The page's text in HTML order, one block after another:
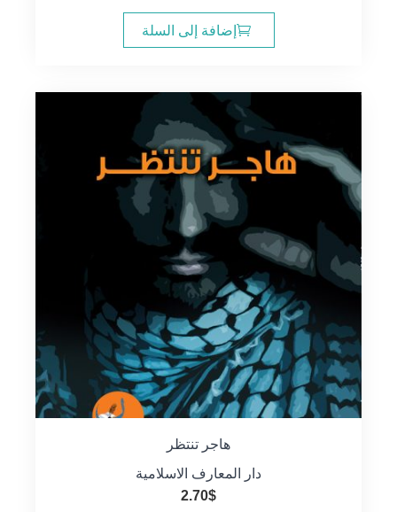
إضافة إلى السلة
هاجر تنتظر
دار المعارف الاسلامية
2.70$